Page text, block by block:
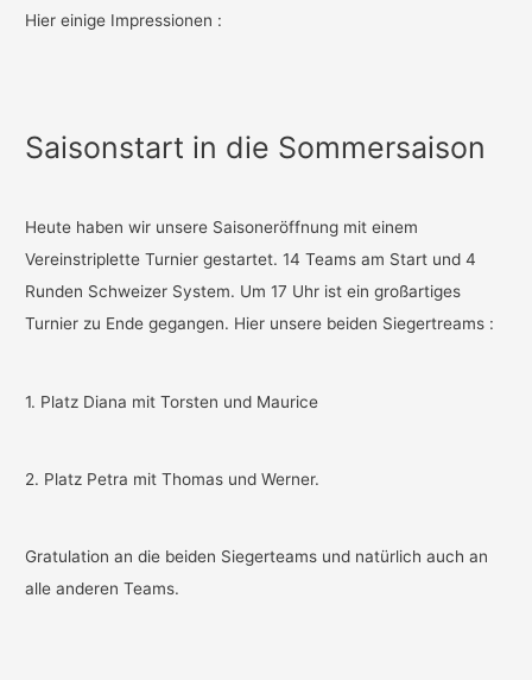
Hier einige Impressionen :
Saisonstart in die Sommersaison
Heute haben wir unsere Saisoneröffnung mit einem
Vereinstriplette Turnier gestartet. 14 Teams am Start und 4
Runden Schweizer System. Um 17 Uhr ist ein großartiges
Turnier zu Ende gegangen. Hier unsere beiden Siegertreams :
1. Platz Diana mit Torsten und Maurice
2. Platz Petra mit Thomas und Werner.
Gratulation an die beiden Siegerteams und natürlich auch an
alle anderen Teams.